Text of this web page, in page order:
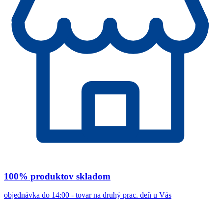
100% produktov skladom
objednávka do 14:00 - tovar na druhý prac. deň u Vás